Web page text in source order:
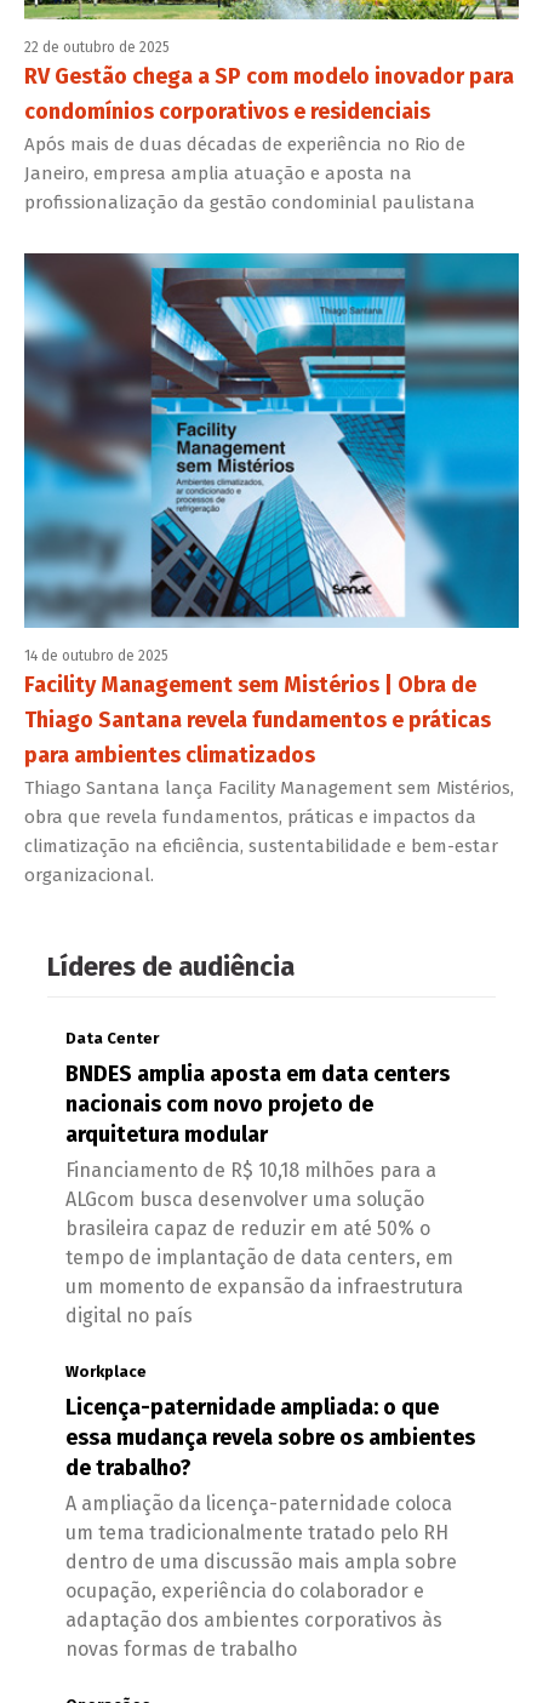
22 de outubro de 2025
RV Gestão chega a SP com modelo inovador para
condomínios corporativos e residenciais
Após mais de duas décadas de experiência no Rio de
Janeiro, empresa amplia atuação e aposta na
profissionalização da gestão condominial paulistana
14 de outubro de 2025
Facility Management sem Mistérios | Obra de
Thiago Santana revela fundamentos e práticas
para ambientes climatizados
Thiago Santana lança Facility Management sem Mistérios,
obra que revela fundamentos, práticas e impactos da
climatização na eficiência, sustentabilidade e bem-estar
organizacional.
Líderes de audiência
Data Center
BNDES amplia aposta em data centers
nacionais com novo projeto de
arquitetura modular
Financiamento de R$ 10,18 milhões para a
ALGcom busca desenvolver uma solução
brasileira capaz de reduzir em até 50% o
tempo de implantação de data centers, em
um momento de expansão da infraestrutura
digital no país
Workplace
Licença-paternidade ampliada: o que
essa mudança revela sobre os ambientes
de trabalho?
A ampliação da licença-paternidade coloca
um tema tradicionalmente tratado pelo RH
dentro de uma discussão mais ampla sobre
ocupação, experiência do colaborador e
adaptação dos ambientes corporativos às
novas formas de trabalho